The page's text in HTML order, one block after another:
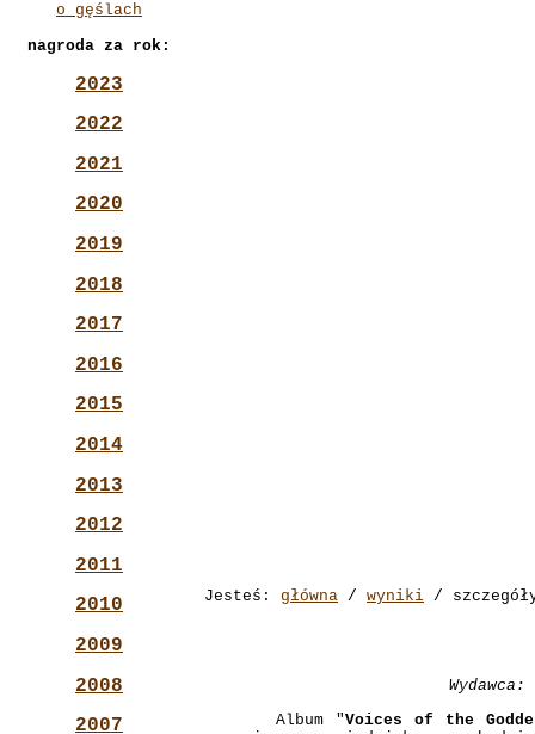
o gęślach
nagroda za rok:
2023
2022
2021
2020
2019
2018
2017
2016
2015
2014
2013
2012
2011
2010
2009
2008
2007
Jesteś: główna / wyniki /
Album "Voices of the